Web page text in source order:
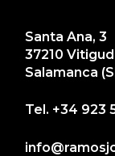
Santa Ana, 3
37210
Salamanca
Tel. +34 923